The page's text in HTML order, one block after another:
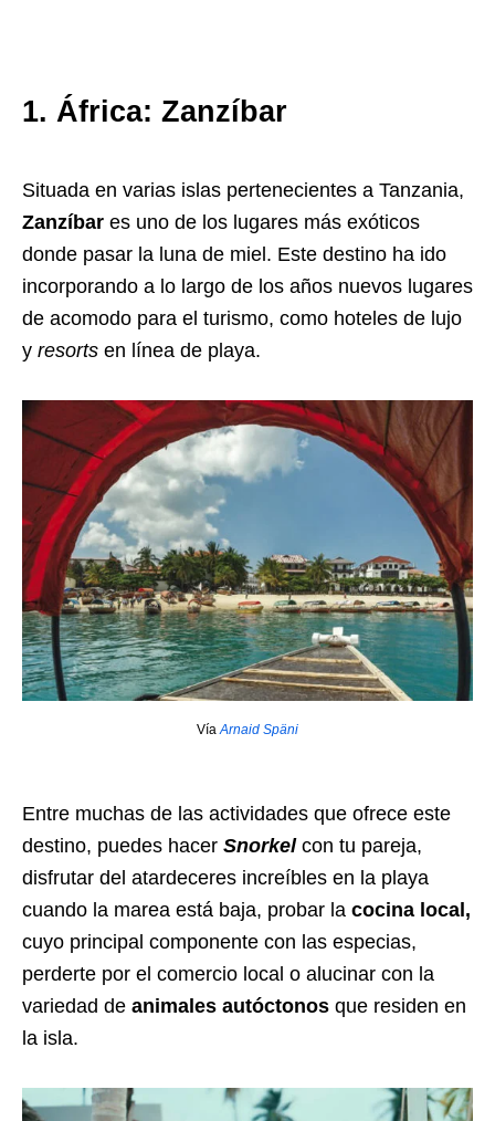
1. África: Zanzíbar
Situada en varias islas pertenecientes a Tanzania,
Zanzíbar es uno de los lugares más exóticos
donde pasar la luna de miel. Este destino ha ido
incorporando a lo largo de los años nuevos lugares
de acomodo para el turismo, como hoteles de lujo
y resorts en línea de playa.
Vía Arnaid Späni
Entre muchas de las actividades que ofrece este
destino, puedes hacer Snorkel con tu pareja,
disfrutar del atardeceres increíbles en la playa
cuando la marea está baja, probar la cocina local,
cuyo principal componente con las especias,
perderte por el comercio local o alucinar con la
variedad de animales autóctonos que residen en
la isla.